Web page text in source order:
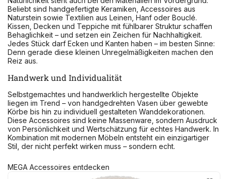
Beliebt sind handgefertigte Keramiken, Accessoires aus
Naturstein sowie Textilien aus Leinen, Hanf oder Bouclé.
Kissen, Decken und Teppiche mit fühlbarer Struktur schaffen
Behaglichkeit – und setzen ein Zeichen für Nachhaltigkeit.
Jedes Stück darf Ecken und Kanten haben – im besten Sinne:
Denn gerade diese kleinen Unregelmäßigkeiten machen den
Reiz aus.
Handwerk und Individualität
Selbstgemachtes und handwerklich hergestellte Objekte
liegen im Trend – von handgedrehten Vasen über gewebte
Körbe bis hin zu individuell gestalteten Wanddekorationen.
Diese Accessoires sind keine Massenware, sondern Ausdruck
von Persönlichkeit und Wertschätzung für echtes Handwerk. In
Kombination mit modernen Möbeln entsteht ein einzigartiger
Stil, der nicht perfekt wirken muss – sondern echt.
MEGA Accessoires entdecken